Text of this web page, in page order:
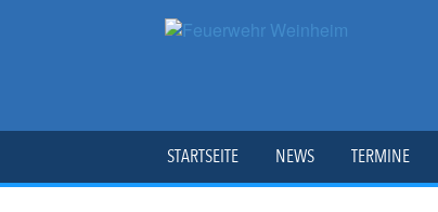
STARTSEITE NEWS TERMINE